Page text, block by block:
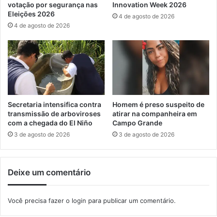
o
e
r
a
p
i
a
o
h
o
r
o
u
c
r
o
d
e
v
e
c
u
l
o
r
e
u
votação por segurança nas
Eleições 2026
4 de agosto de 2026
Innovation Week 2026
4 de agosto de 2026
Secretaria intensifica contra
transmissão de arboviroses
com a chegada do El Niño
3 de agosto de 2026
Homem é preso suspeito de
atirar na companheira em
Campo Grande
3 de agosto de 2026
Deixe um comentário
Você precisa fazer o login para publicar um comentário.